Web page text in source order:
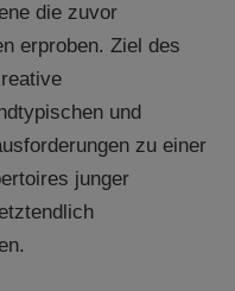
die zuvor
erproben. Ziel des
und
zu einer
junger